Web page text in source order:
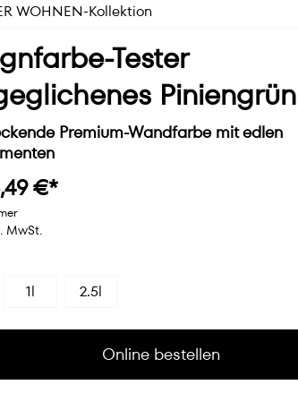
WOHNEN-Kollektion
Tester
Piniengrün
Premium-Wandfarbe mit edlen
€*
MwSt.
1l 2.5l
Online bestellen